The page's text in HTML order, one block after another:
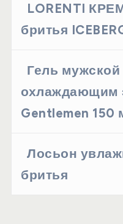
LORENTI
бритья
Гель мужской
охлаждающим
Gentlemen 150
Лосьон
бритья